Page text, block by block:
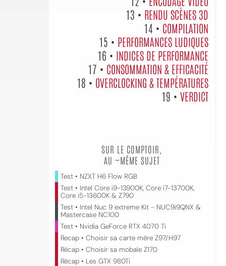
13 • RENDU SCÈNES 3D
14 • COMPILATION
15 • PERFORMANCES LUDIQUES
16 • INDICES DE PERFORMANCE
17 • CONSOMMATION & EFFICACITÉ
18 • OVERCLOCKING & TEMPÉRATURES
19 • VERDICT
SUR LE COMPTOIR,
AU ~MÊME SUJET
Test • NZXT H6 Flow RGB
Test • Intel Core i9-13900K, Core i7-13700K,
Core i5-13600K & Z790
Test • Intel Nuc 9 extreme Kit - NUC9i9QNX &
Mastercase NC100
Test • Nvidia GeForce RTX 4070 Ti
Recap • Choisir sa carte mère Z97/H97
Récap • Choisir sa mobale Z170
Récap • Les GTX 980Ti